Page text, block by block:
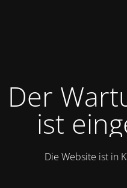
Der
ist
Die Website ist in